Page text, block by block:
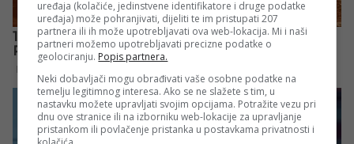
uređaja (kolačiće, jedinstvene identifikatore i druge podatke
uređaja) može pohranjivati, dijeliti te im pristupati 207
partnera ili ih može upotrebljavati ova web-lokacija. Mi i naši
partneri možemo upotrebljavati precizne podatke o
geolociranju. Popis partnera.
Neki dobavljači mogu obrađivati vaše osobne podatke na
temelju legitimnog interesa. Ako se ne slažete s tim, u
nastavku možete upravljati svojim opcijama. Potražite vezu pri
dnu ove stranice ili na izborniku web-lokacije za upravljanje
pristankom ili povlačenje pristanka u postavkama privatnosti i